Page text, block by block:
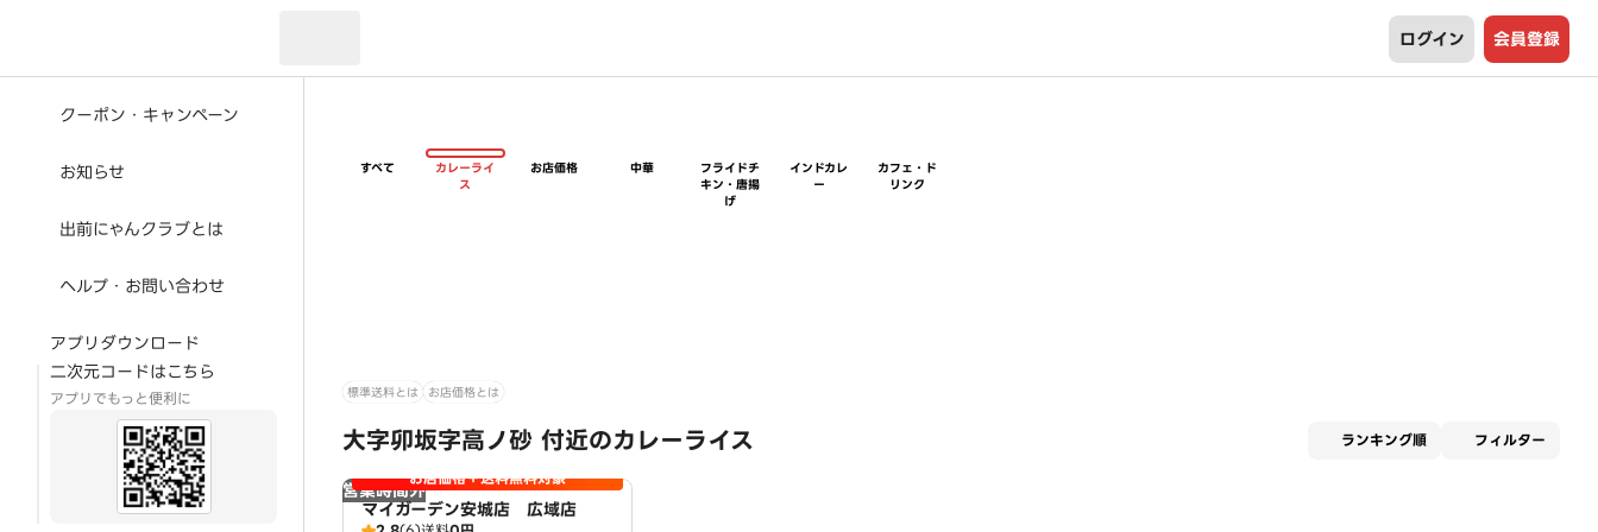
ログイン 会員登録
クーポン・キャンペーン
お知らせ
出前にゃんクラブとは
ヘルプ・お問い合わせ
アプリダウンロード
二次元コードはこちら
アプリでもっと便利に
すべて
カレーライ
ス
お店価格 中華
フライドチ
キン・唐揚
げ
インドカレ
ー
カフェ・ド
リンク
標準送料とは お店価格とは
大字卯坂字高ノ砂 付近のカレーライス ランキング順 フィルター
営業時間外お店価格＋送料無料対象
マイガーデン安城店 広域店